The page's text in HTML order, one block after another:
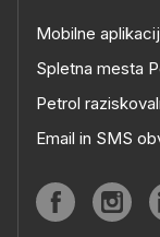
Mobilne
Spletna mesta
Petrol
Email in SMS